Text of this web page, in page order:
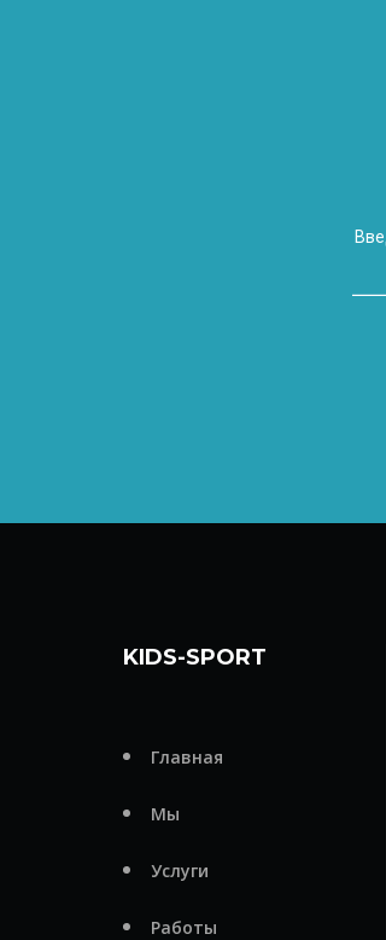
KIDS-SPORT
Главная
Мы
Услуги
Работы